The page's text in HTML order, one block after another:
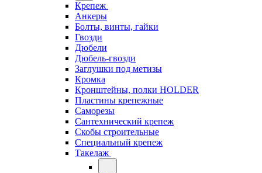
Крепеж
Анкеры
Болты, винты, гайки
Гвозди
Дюбели
Дюбель-гвозди
Заглушки под метизы
Кромка
Кронштейны, полки НОLDER
Пластины крепежные
Саморезы
Сантехнический крепеж
Скобы строительные
Специальный крепеж
Такелаж